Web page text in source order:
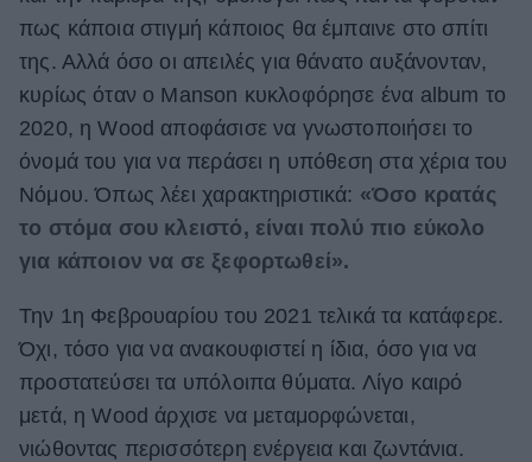
πως κάποια στιγμή κάποιος θα έμπαινε στο σπίτι
της. Αλλά όσο οι απειλές για θάνατο αυξάνονταν,
κυρίως όταν ο Manson κυκλοφόρησε ένα album το
2020, η Wood αποφάσισε να γνωστοποιήσει το
όνομά του για να περάσει η υπόθεση στα χέρια του
Νόμου. Όπως λέει χαρακτηριστικά: «Όσο κρατάς
το στόμα σου κλειστό, είναι πολύ πιο εύκολο
για κάποιον να σε ξεφορτωθεί».
Την 1η Φεβρουαρίου του 2021 τελικά τα κατάφερε.
Όχι, τόσο για να ανακουφιστεί η ίδια, όσο για να
προστατεύσει τα υπόλοιπα θύματα. Λίγο καιρό
μετά, η Wood άρχισε να μεταμορφώνεται,
νιώθοντας περισσότερη ενέργεια και ζωντάνια.